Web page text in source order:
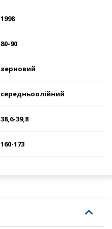
1998
80-90
зерновий
середньоолійний
38,6-39,8
160-173